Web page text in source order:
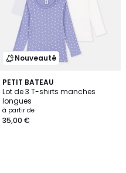
Nouveauté
PETIT BATEAU
Lot de 3 T-shirts manches
longues
à partir de
35,00 €